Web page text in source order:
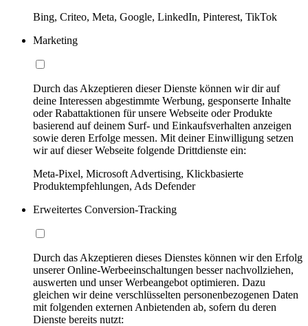
Bing, Criteo, Meta, Google, LinkedIn, Pinterest, TikTok
Marketing
Durch das Akzeptieren dieser Dienste können wir dir auf
deine Interessen abgestimmte Werbung, gesponserte Inhalte
oder Rabattaktionen für unsere Webseite oder Produkte
basierend auf deinem Surf- und Einkaufsverhalten anzeigen
sowie deren Erfolge messen. Mit deiner Einwilligung setzen
wir auf dieser Webseite folgende Drittdienste ein:
Meta-Pixel, Microsoft Advertising, Klickbasierte
Produktempfehlungen, Ads Defender
Erweitertes Conversion-Tracking
Durch das Akzeptieren dieses Dienstes können wir den Erfolg
unserer Online-Werbeeinschaltungen besser nachvollziehen,
auswerten und unser Werbeangebot optimieren. Dazu
gleichen wir deine verschlüsselten personenbezogenen Daten
mit folgenden externen Anbietenden ab, sofern du deren
Dienste bereits nutzt: